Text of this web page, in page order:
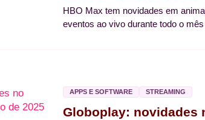
HBO Max tem novidades em
eventos ao vivo durante todo o
APPS E SOFTWARE STREAMING
Globoplay: novidades